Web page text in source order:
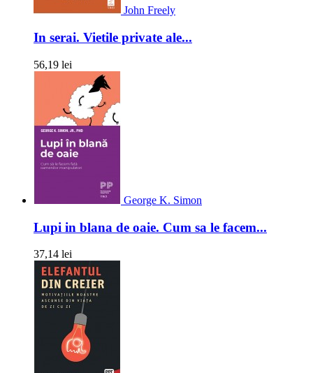
John Freely
In serai. Vietile private ale...
56,19 lei
George K. Simon
Lupi in blana de oaie. Cum sa le facem...
37,14 lei